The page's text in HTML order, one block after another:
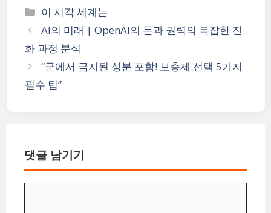
카
테
리
이 시각 세계는
AI의 미래 | OpenAI의 돈과 권력의 복잡한 진
화 과정 분석
“군에서 금지된 성분 포함! 보충제 선택 5가지
필수 팁”
댓글 남기기